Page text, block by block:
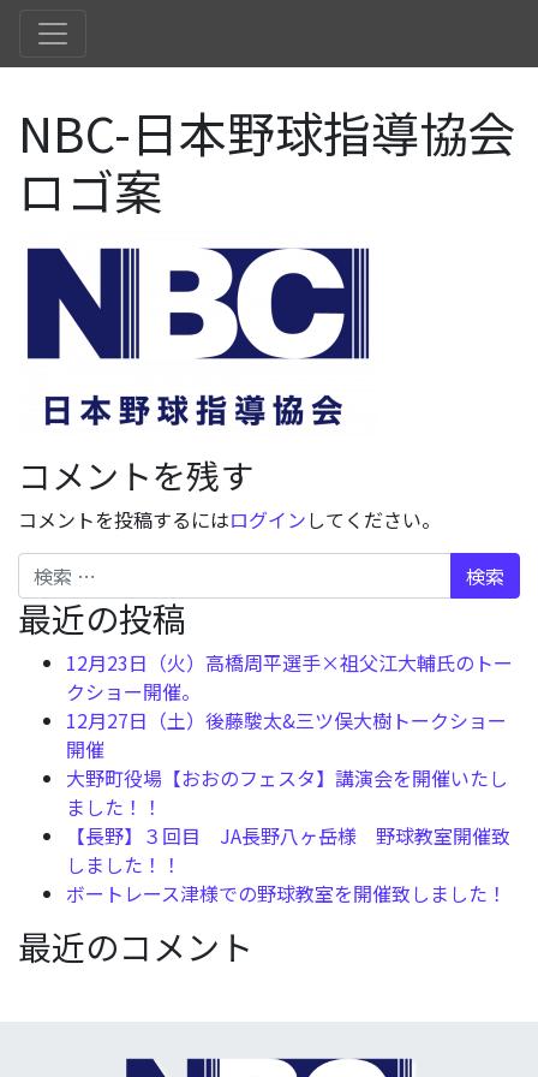
NBC-日本野球指導協会
ロゴ案
コメントを残す
コメントを投稿するにはログインしてください。
検索
最近の投稿
12月23日（火）高橋周平選手×祖父江大輔氏のトー
クショー開催。
12月27日（土）後藤駿太&三ツ俣大樹トークショー
開催
大野町役場【おおのフェスタ】講演会を開催いたし
ました！！
【長野】３回目 JA長野八ヶ岳様 野球教室開催致
しました！！
ボートレース津様での野球教室を開催致しました！
最近のコメント